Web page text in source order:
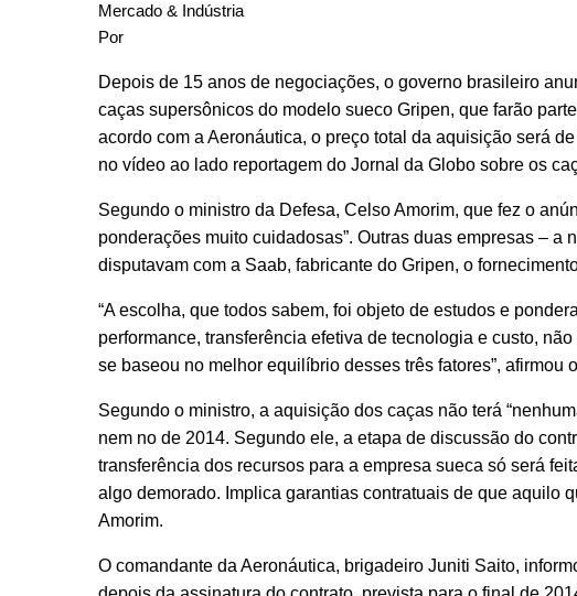
Mercado & Indústria
Por
Depois de 15 anos de negociações, o governo brasileiro
caças supersônicos do modelo sueco Gripen, que farão
acordo com a Aeronáutica, o preço total da aquisição será
no vídeo ao lado reportagem do Jornal da Globo sobre os
Segundo o ministro da Defesa, Celso Amorim, que fez o
ponderações muito cuidadosas”. Outras duas empresas –
disputavam com a Saab, fabricante do Gripen, o
“A escolha, que todos sabem, foi objeto de estudos e
performance, transferência efetiva de tecnologia e custo,
se baseou no melhor equilíbrio desses três fatores”, afirmou
Segundo o ministro, a aquisição dos caças não terá
nem no de 2014. Segundo ele, a etapa de discussão do
transferência dos recursos para a empresa sueca só será
algo demorado. Implica garantias contratuais de que aquilo
Amorim.
O comandante da Aeronáutica, brigadeiro Juniti Saito,